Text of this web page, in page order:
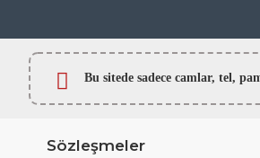
Bu sitede sadece camlar, tel,
Sözleşmeler